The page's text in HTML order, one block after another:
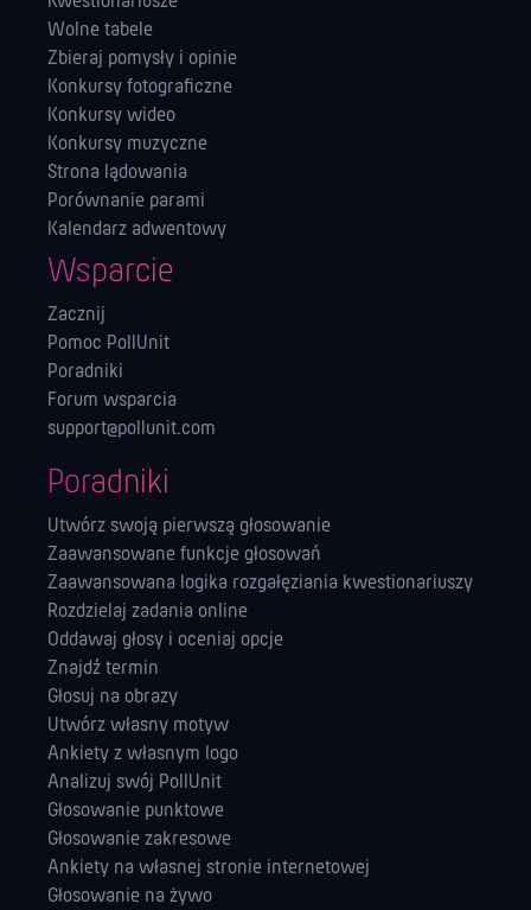
Wolne tabele
Zbieraj pomysły i opinie
Konkursy fotograficzne
Konkursy wideo
Konkursy muzyczne
Strona lądowania
Porównanie parami
Kalendarz adwentowy
Wsparcie
Zacznij
Pomoc PollUnit
Poradniki
Forum wsparcia
support@pollunit.com
Poradniki
Utwórz swoją pierwszą głosowanie
Zaawansowane funkcje głosowań
Zaawansowana logika rozgałęziania kwestionariuszy
Rozdzielaj zadania online
Oddawaj głosy i oceniaj opcje
Znajdź termin
Głosuj na obrazy
Utwórz własny motyw
Ankiety z własnym logo
Analizuj swój PollUnit
Głosowanie punktowe
Głosowanie zakresowe
Ankiety na własnej stronie internetowej
Głosowanie na żywo